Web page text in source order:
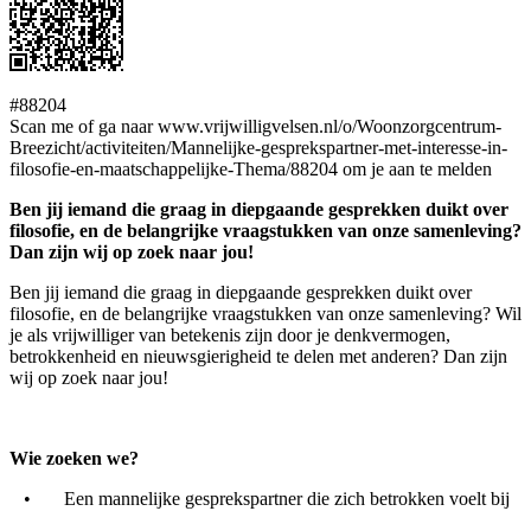
#88204
Scan me of ga naar www.vrijwilligvelsen.nl/o/Woonzorgcentrum-
Breezicht/activiteiten/Mannelijke-gesprekspartner-met-interesse-in-
filosofie-en-maatschappelijke-Thema/88204 om je aan te melden
Ben jij iemand die graag in diepgaande gesprekken duikt over
filosofie, en de belangrijke vraagstukken van onze samenleving?
Dan zijn wij op zoek naar jou!
Ben jij iemand die graag in diepgaande gesprekken duikt over
filosofie, en de belangrijke vraagstukken van onze samenleving? Wil
je als vrijwilliger van betekenis zijn door je denkvermogen,
betrokkenheid en nieuwsgierigheid te delen met anderen? Dan zijn
wij op zoek naar jou!
Wie zoeken we?
• Een mannelijke gesprekspartner die zich betrokken voelt bij